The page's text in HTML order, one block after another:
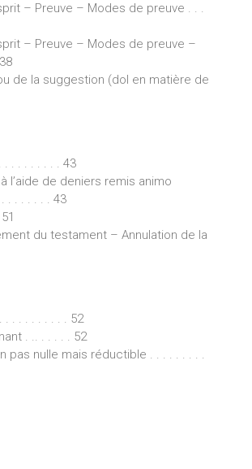
– Preuve – Modes de preuve . . .
– Preuve – Modes de preuve –
de la suggestion (dol en matière de
. . . . . . . . . 43
l’aide de deniers remis animo
. . . . . . . 43
du testament – Annulation de la
. . . . . . . . . . 52
. .. . . . . . 52
pas nulle mais réductible . . . . . . . . .